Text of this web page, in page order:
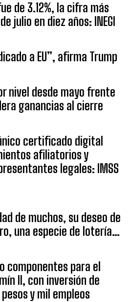
de 3.12%, la cifra más
julio en diez años: INEGI
a EU”, afirma Trump
nivel desde mayo frente
ganancias al cierre
certificado digital
afiliatorios y
legales: IMSS
de muchos, su deseo de
una especie de lotería…
componentes para el
II, con inversión de
y mil empleos